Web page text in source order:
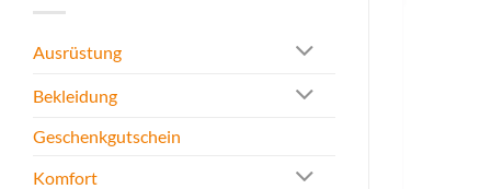
Ausrüstung
Bekleidung
Geschenkgutschein
Komfort